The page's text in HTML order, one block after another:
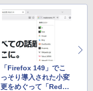
「Firefox 149」でこ
っそり導入された小変
更をめぐって「Reddi